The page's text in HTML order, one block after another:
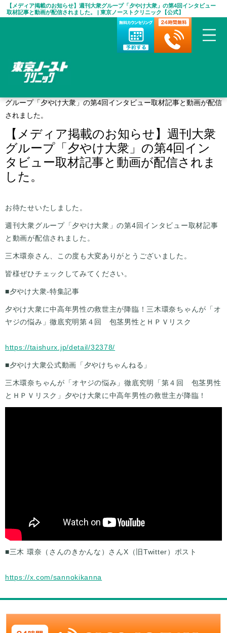
【メディア掲載のお知らせ】週刊大衆グループ「夕やけ大衆」の第4回インタビュー
取材記事と動画が配信されました。 | 東京ノーストクリニック【公式】
グループ「夕やけ大衆」の第4回インタビュー取材記事と動画が配信
されました。
【メディア掲載のお知らせ】週刊大衆
グループ「夕やけ大衆」の第4回イン
タビュー取材記事と動画が配信されま
した。
お待たせいたしました。
週刊大衆グループ「夕やけ大衆」の第4回インタビュー取材記事
と動画が配信されました。
三木環奈さん、この度も大変ありがとうございました。
皆様ぜひチェックしてみてください。
■夕やけ大衆-特集記事
夕やけ大衆に中高年男性の救世主が降臨！三木環奈ちゃんが「オ
ヤジの悩み」徹底究明第４回 包茎男性とＨＰＶリスク
https://taishurx.jp/detail/32378/
■夕やけ大衆公式動画「夕やけちゃんねる」
三木環奈ちゃんが「オヤジの悩み」徹底究明「第４回 包茎男性
とＨＰＶリスク」夕やけ大衆に中高年男性の救世主が降臨！
■三木 環奈（さんのきかんな）さんX（旧Twitter）ポスト
https://x.com/sannokikanna